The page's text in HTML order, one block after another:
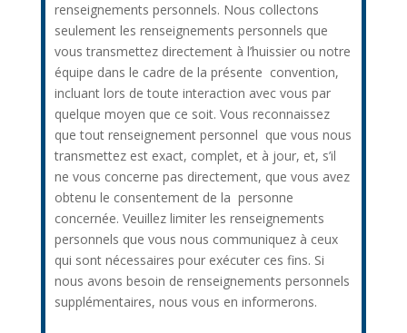
renseignements personnels. Nous collectons
seulement les renseignements personnels que
vous transmettez directement à l’huissier ou notre
équipe dans le cadre de la présente convention,
incluant lors de toute interaction avec vous par
quelque moyen que ce soit. Vous reconnaissez
que tout renseignement personnel que vous nous
transmettez est exact, complet, et à jour, et, s’il
ne vous concerne pas directement, que vous avez
obtenu le consentement de la personne
concernée. Veuillez limiter les renseignements
personnels que vous nous communiquez à ceux
qui sont nécessaires pour exécuter ces fins. Si
nous avons besoin de renseignements personnels
supplémentaires, nous vous en informerons.